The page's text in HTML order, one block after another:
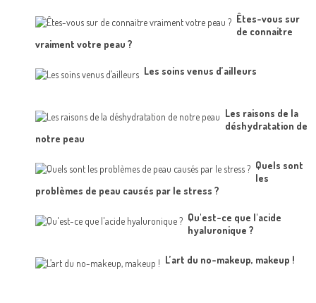
Êtes-vous sur
de connaitre
vraiment votre peau ?
Les soins venus d’ailleurs
Les raisons de la
déshydratation de
notre peau
Quels sont
les
problèmes de peau causés par le stress ?
Qu'est-ce que l'acide
hyaluronique ?
L’art du no-makeup, makeup !